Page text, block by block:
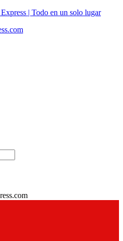
| Todo en un solo lugar